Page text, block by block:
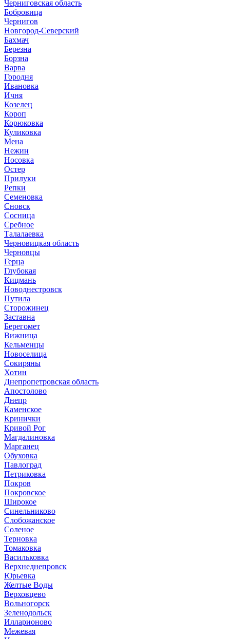
Черниговская область
Бобровица
Чернигов
Новгород-Северский
Бахмач
Березна
Борзна
Варва
Городня
Ивановка
Ичня
Козелец
Короп
Корюковка
Куликовка
Мена
Нежин
Носовка
Остер
Прилуки
Репки
Семеновка
Сновск
Сосница
Сребное
Талалаевка
Черновицкая область
Черновцы
Герца
Глубокая
Кицмань
Новоднестровск
Путила
Сторожинец
Заставна
Берегомет
Вижница
Кельменцы
Новоселица
Сокиряны
Хотин
Днепропетровская область
Апостолово
Днепр
Каменское
Кринички
Кривой Рог
Магдалиновка
Марганец
Обуховка
Павлоград
Петриковка
Покров
Покровское
Широкое
Синельниково
Слобожанское
Соленое
Терновка
Томаковка
Васильковка
Верхнеднепровск
Юрьевка
Желтые Воды
Верховцево
Вольногорск
Зеленодольск
Илларионово
Межевая